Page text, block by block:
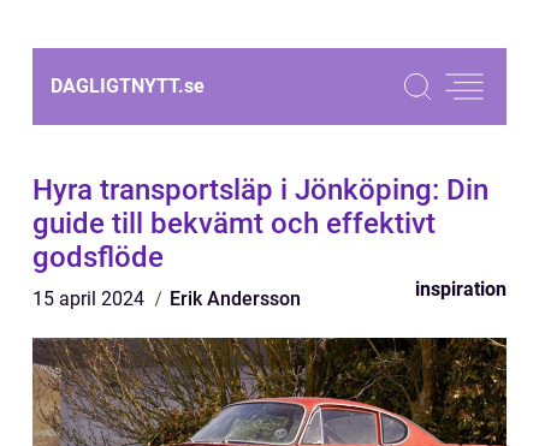
DAGLIGTNYTT.se
Hyra transportsläp i Jönköping: Din
guide till bekvämt och effektivt
godsflöde
15 april 2024 Erik Andersson inspiration